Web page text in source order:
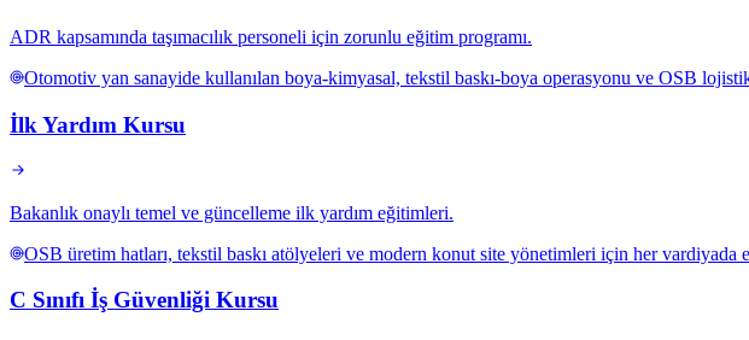
ADR kapsamında taşımacılık personeli için zorunlu eğitim programı.
Otomotiv yan sanayide kullanılan boya-kimyasal, tekstil baskı-boya operasyonu ve OSB
İlk Yardım Kursu
Bakanlık onaylı temel ve güncelleme ilk yardım eğitimleri.
OSB üretim hatları, tekstil baskı atölyeleri ve modern konut site yönetimleri için her vardiyada
C Sınıfı İş Güvenliği Kursu